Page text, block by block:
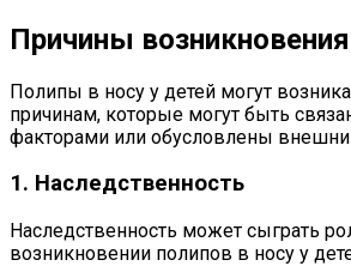
Причины возникновения
Полипы в носу у детей могут
причинам, которые могут быть
факторами или обусловлены
1. Наследственность
Наследственность может сыграть
возникновении полипов в носу у